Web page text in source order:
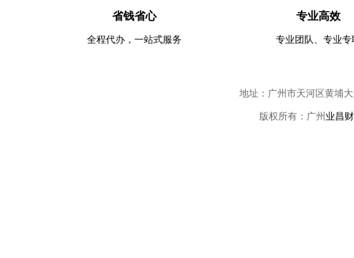
省钱省心
全程代办，一站式服务
专业高效
专业团队、专业专
地址：广州市天河区黄埔
版权所有：广州 业昌